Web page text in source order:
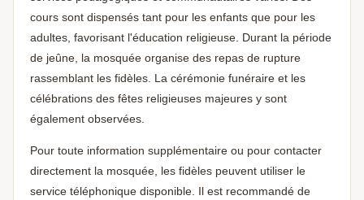
cours sont dispensés tant pour les enfants que pour les
adultes, favorisant l'éducation religieuse. Durant la période
de jeûne, la mosquée organise des repas de rupture
rassemblant les fidèles. La cérémonie funéraire et les
célébrations des fêtes religieuses majeures y sont
également observées.
Pour toute information supplémentaire ou pour contacter
directement la mosquée, les fidèles peuvent utiliser le
service téléphonique disponible. Il est recommandé de
🕌
Aidez-nous à grandir 🕌
Un avis Google, ça fait toute la différence —